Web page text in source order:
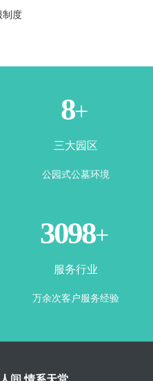
制度
4+
三大园区
公园式公墓环境
3443+
服务行业
万余次客户服务经验